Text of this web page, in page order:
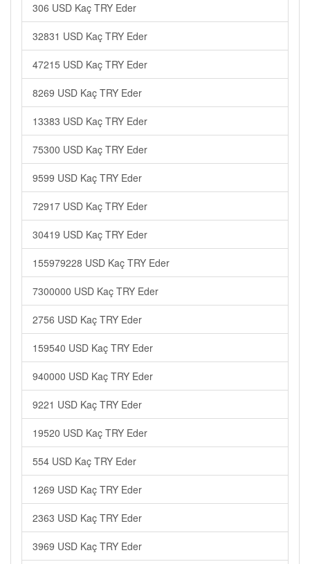
306 USD Kaç TRY Eder
32831 USD Kaç TRY Eder
47215 USD Kaç TRY Eder
8269 USD Kaç TRY Eder
13383 USD Kaç TRY Eder
75300 USD Kaç TRY Eder
9599 USD Kaç TRY Eder
72917 USD Kaç TRY Eder
30419 USD Kaç TRY Eder
155979228 USD Kaç TRY Eder
7300000 USD Kaç TRY Eder
2756 USD Kaç TRY Eder
159540 USD Kaç TRY Eder
940000 USD Kaç TRY Eder
9221 USD Kaç TRY Eder
19520 USD Kaç TRY Eder
554 USD Kaç TRY Eder
1269 USD Kaç TRY Eder
2363 USD Kaç TRY Eder
3969 USD Kaç TRY Eder